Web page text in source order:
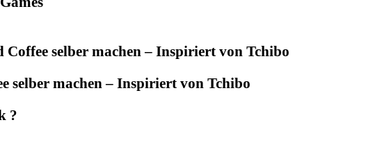
selber machen – Inspiriert von Tchibo